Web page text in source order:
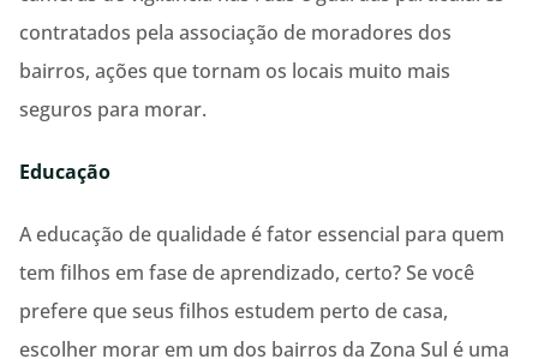
contratados pela associação de moradores dos
bairros, ações que tornam os locais muito mais
seguros para morar.
Educação
A educação de qualidade é fator essencial para quem
tem filhos em fase de aprendizado, certo? Se você
prefere que seus filhos estudem perto de casa,
escolher morar em um dos bairros da Zona Sul é uma